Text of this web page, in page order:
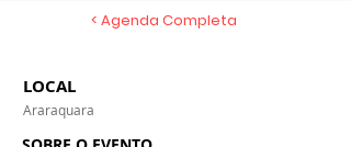
< Agenda Completa
LOCAL
Araraquara